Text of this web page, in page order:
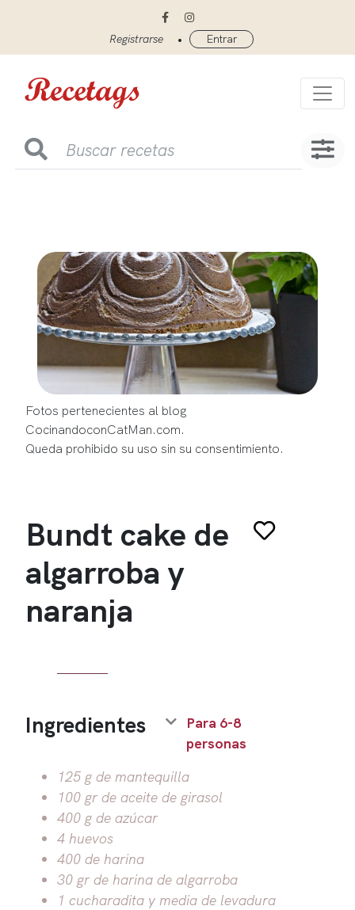
Registrarse • Entrar
Fotos pertenecientes al blog
CocinandoconCatMan.com.
Queda prohibido su uso sin su consentimiento.
Bundt cake de
algarroba y
naranja
Ingredientes
Para 6-8
personas
125 g de mantequilla
100 gr de aceite de girasol
400 g de azúcar
4 huevos
400 de harina
30 gr de harina de algarroba
1 cucharadita y media de levadura